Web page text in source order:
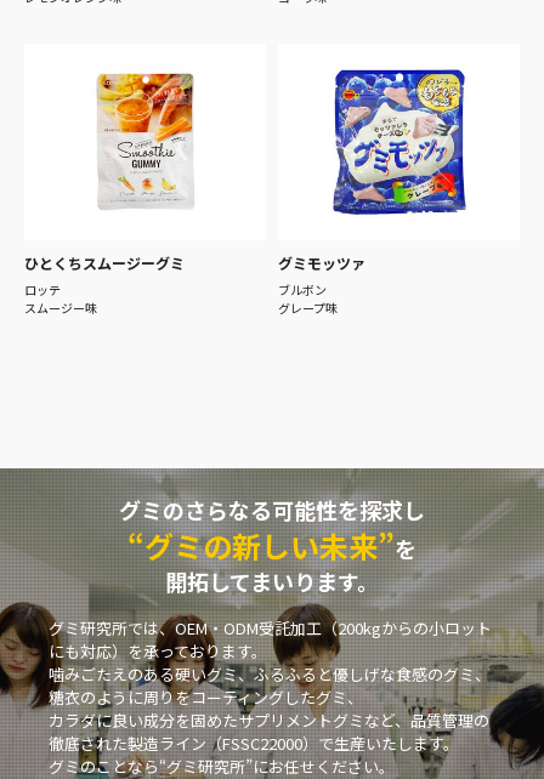
ひとくちスムージーグミ
ロッテ
スムージー味
グミモッツァ
ブルボン
グレープ味
グミのさらなる可能性を探求し
“グミの新しい未来”を
開拓してまいります。
グミ研究所では、OEM・ODM受託加工（200kgからの小ロット
にも対応）を承っております。
噛みごたえのある硬いグミ、ふるふると優しげな食感のグミ、
糖衣のように周りをコーティングしたグミ、
カラダに良い成分を固めたサプリメントグミなど、品質管理の
徹底された製造ライン（FSSC22000）で生産いたします。
グミのことなら“グミ研究所”にお任せください。